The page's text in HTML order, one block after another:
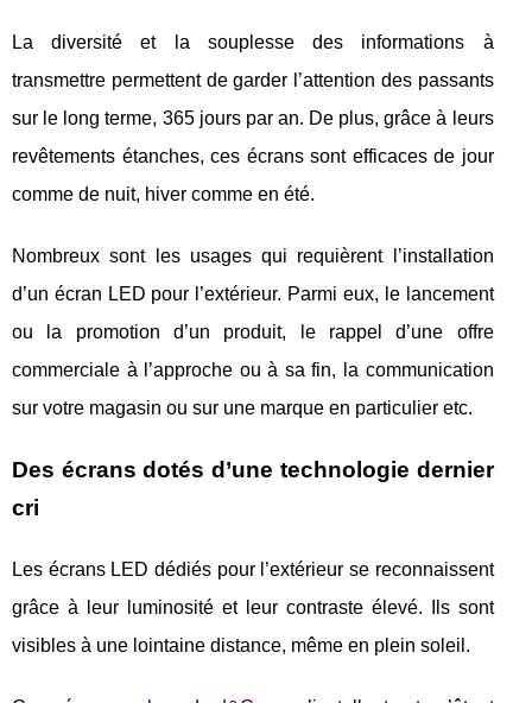
La diversité et la souplesse des informations à
transmettre permettent de garder l’attention des passants
sur le long terme, 365 jours par an. De plus, grâce à leurs
revêtements étanches, ces écrans sont efficaces de jour
comme de nuit, hiver comme en été.
Nombreux sont les usages qui requièrent l’installation
d’un écran LED pour l’extérieur. Parmi eux, le lancement
ou la promotion d’un produit, le rappel d’une offre
commerciale à l’approche ou à sa fin, la communication
sur votre magasin ou sur une marque en particulier etc.
Des écrans dotés d’une technologie dernier
cri
Les écrans LED dédiés pour l’extérieur se reconnaissent
grâce à leur luminosité et leur contraste élevé. Ils sont
visibles à une lointaine distance, même en plein soleil.